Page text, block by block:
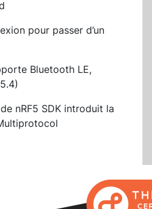
pour passer d’un
Bluetooth LE,
nRF5 SDK introduit la